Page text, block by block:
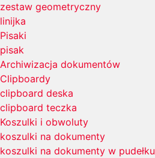
zestaw geometryczny
linijka
Pisaki
pisak
Archiwizacja dokumentów
Clipboardy
clipboard deska
clipboard teczka
Koszulki i obwoluty
koszulki na dokumenty
koszulki na dokumenty w pudełku